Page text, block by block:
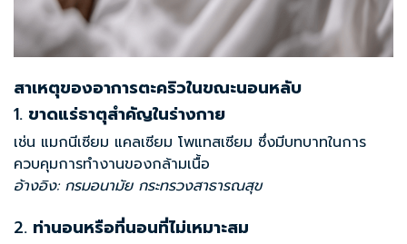
สาเหตุของอาการตะคริวในขณะนอนหลับ
1. ขาดแร่ธาตุสำคัญในร่างกาย
เช่น แมกนีเซียม แคลเซียม โพแทสเซียม ซึ่งมีบทบาทในการ
ควบคุมการทำงานของกล้ามเนื้อ
อ้างอิง: กรมอนามัย กระทรวงสาธารณสุข
2. ท่านอนหรือที่นอนที่ไม่เหมาะสม